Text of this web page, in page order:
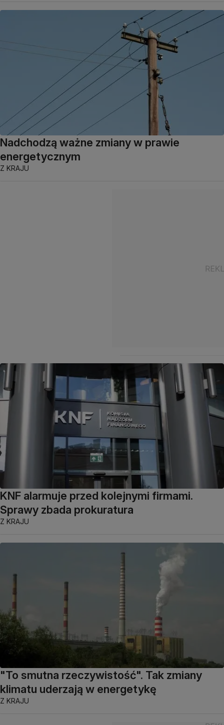
Nadchodzą ważne zmiany w prawie
energetycznym
Z KRAJU
KNF alarmuje przed kolejnymi firmami.
Sprawy zbada prokuratura
Z KRAJU
"To smutna rzeczywistość". Tak zmiany
klimatu uderzają w energetykę
Z KRAJU